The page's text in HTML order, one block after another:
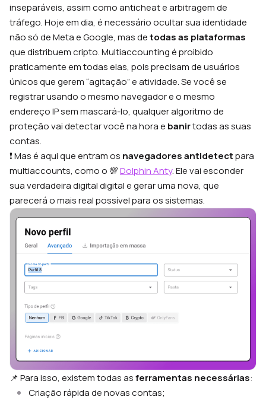
inseparáveis, assim como anticheat e arbitragem de
tráfego. Hoje em dia, é necessário ocultar sua identidade
não só de Meta e Google, mas detodas as plataformas
que distribuem cripto. Multiaccounting é proibido
praticamente em todas elas, pois precisam de usuários
únicos que gerem “agitação” e atividade. Se você se
registrar usando o mesmo navegador e o mesmo
endereço IP sem mascará-lo, qualquer algoritmo de
proteção vai detectar você na hora e banirtodas as suas
contas.
❗ Mas é aqui que entram os navegadores antidetectpara
multiaccounts, como o 💯Dolphin Anty. Ele vai esconder
sua verdadeira digital digital e gerar uma nova, que
parecerá o mais real possível para os sistemas.
📌 Para isso, existem todas asferramentas necessárias:
Criação rápida de novas contas;